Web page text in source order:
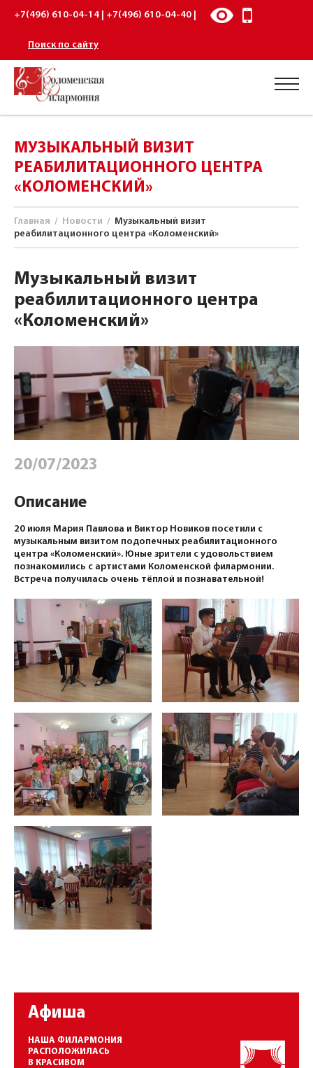
+7(496) 610-04-14 | +7(496) 610-04-40 |
Поиск по сайту
МУЗЫКАЛЬНЫЙ ВИЗИТ
РЕАБИЛИТАЦИОННОГО ЦЕНТРА
«КОЛОМЕНСКИЙ»
Главная / Новости / Музыкальный визит
реабилитационного центра «Коломенский»
Музыкальный визит
реабилитационного центра
«Коломенский»
20/07/2023
Описание
20 июля Мария Павлова и Виктор Новиков посетили с
музыкальным визитом подопечных реабилитационного
центра «Коломенский». Юные зрители с удовольствием
познакомились с артистами Коломенской филармонии.
Встреча получилась очень тёплой и познавательной!
Афиша
НАША ФИЛАРМОНИЯ
РАСПОЛОЖИЛАСЬ
В КРАСИВОМ